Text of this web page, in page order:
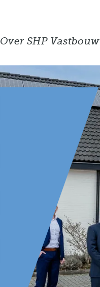
Over SHP Vastbouw